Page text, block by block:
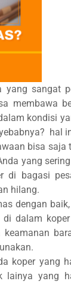
yang sangat
membawa
kondisi
hal
bisa
yang
di bagasi
hilang.
dengan
dalam
koper yang
lainya yang